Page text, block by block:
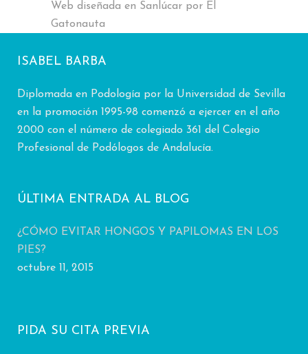
Web diseñada en Sanlúcar por El
Gatonauta
ISABEL BARBA
Diplomada en Podología por la Universidad de Sevilla
en la promoción 1995-98 comenzó a ejercer en el año
2000 con el número de colegiado 361 del Colegio
Profesional de Podólogos de Andalucía.
ÚLTIMA ENTRADA AL BLOG
¿CÓMO EVITAR HONGOS Y PAPILOMAS EN LOS
PIES?
octubre 11, 2015
PIDA SU CITA PREVIA